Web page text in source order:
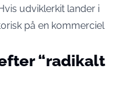
udviklerkit lander i
på en kommerciel
“radikalt